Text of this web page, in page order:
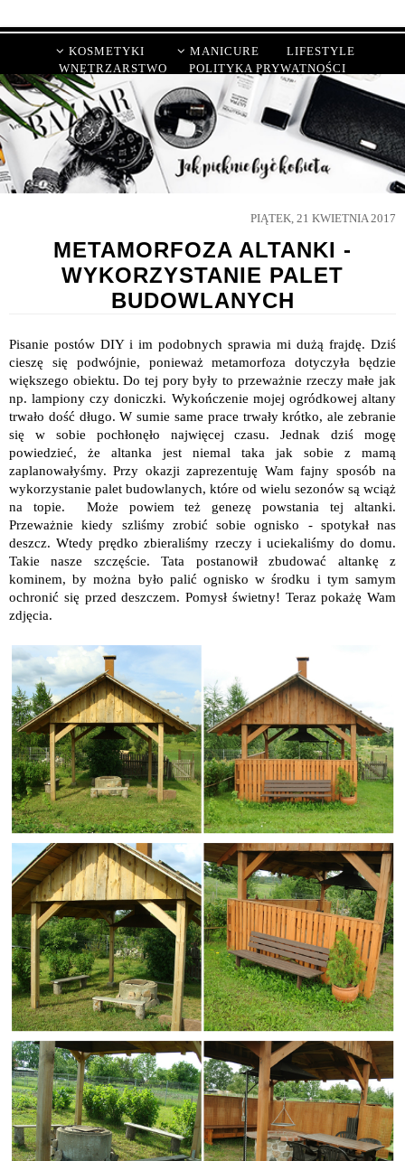
KOSMETYKI MANICURE
LIFESTYLE
WNĘTRZARSTWO
POLITYKA PRYWATNOŚCI
PIĄTEK, 21 KWIETNIA 2017
METAMORFOZA ALTANKI -
WYKORZYSTANIE PALET
BUDOWLANYCH
Pisanie postów DIY i im podobnych sprawia mi dużą frajdę. Dziś
cieszę się podwójnie, ponieważ metamorfoza dotyczyła będzie
większego obiektu. Do tej pory były to przeważnie rzeczy małe jak
np. lampiony czy doniczki. Wykończenie mojej ogródkowej altany
trwało dość długo. W sumie same prace trwały krótko, ale zebranie
się w sobie pochłonęło najwięcej czasu. Jednak dziś mogę
powiedzieć, że altanka jest niemal taka jak sobie z mamą
zaplanowałyśmy. Przy okazji zaprezentuję Wam fajny sposób na
wykorzystanie palet budowlanych, które od wielu sezonów są wciąż
na topie. Może powiem też genezę powstania tej altanki.
Przeważnie kiedy szliśmy zrobić sobie ognisko - spotykał nas
deszcz. Wtedy prędko zbieraliśmy rzeczy i uciekaliśmy do domu.
Takie nasze szczęście. Tata postanowił zbudować altankę z
kominem, by można było palić ognisko w środku i tym samym
ochronić się przed deszczem. Pomysł świetny! Teraz pokażę Wam
zdjęcia.